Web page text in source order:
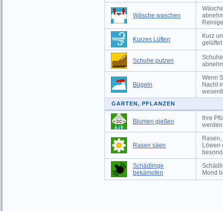
Wäsche waschen
Kurzes Lüften
Kurz
Schuhe putzen
Bügeln
Wenn
Nacht
GARTEN, PFLANZEN
Blumen gießen
Ihre
Rasen säen
Löwen
Schädlinge
bekämpfen
Mond